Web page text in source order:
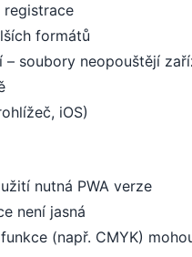
registrace
formátů
– soubory neopouštějí
iOS)
nutná PWA verze
není jasná
(např. CMYK)